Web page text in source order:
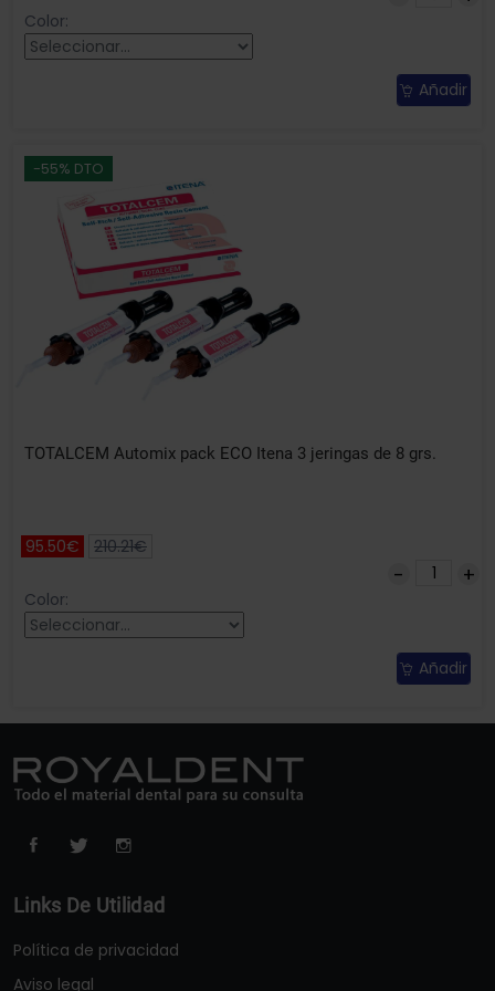
Color:
Añadir
-55% DTO
TOTALCEM Automix pack ECO Itena 3 jeringas de 8 grs.
95.50€ 210.21€
Color:
Añadir
Links De Utilidad
Política de privacidad
Aviso legal